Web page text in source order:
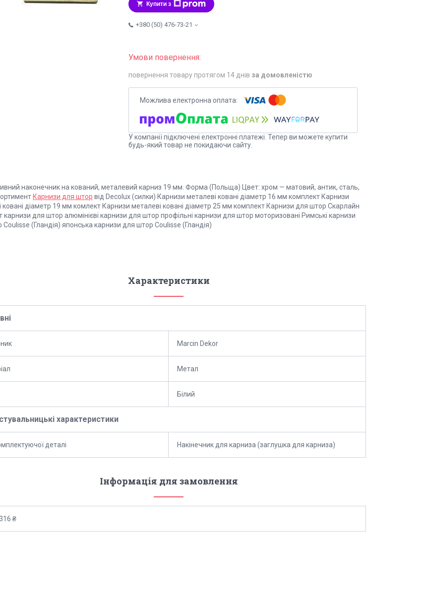
Купити з
+380 (50) 476-73-21
повернення товару протягом 14 днів за домовленістю
У компанії підключені електронні платежі. Тепер ви можете купити
будь-який товар не покидаючи сайту.
наконечник на кований, металевий карниз 19 мм. Форма (Польща) Цвет: хром — матовий, антик, сталь,
Карнизи для штор від Decolux (силки) Карнизи металеві ковані діаметр 16 мм комплект Карнизи
ковані діаметр 19 мм комлект Карнизи металеві ковані діаметр 25 мм комплект Карнизи для штор Скарлайн
карнизи для штор алюмінієві карнизи для штор профільні карнизи для штор моторизовані Римські карнизи
(Гландія) японська карнизи для штор Coulisse (Гландія)
Характеристики
Marcin Dekor
Метал
Білий
характеристики
деталі Накінечник для карниза (заглушка для карниза)
Інформація для замовлення
316 ₴